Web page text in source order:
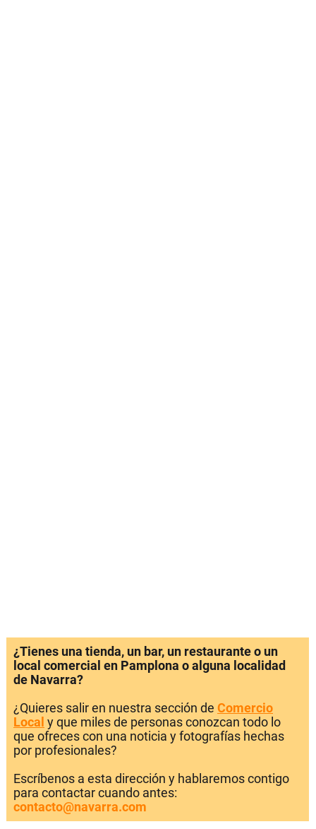
¿Tienes una tienda, un bar, un restaurante o un
local comercial en Pamplona o alguna localidad
de Navarra?
¿Quieres salir en nuestra sección de Comercio
Local y que miles de personas conozcan todo lo
que ofreces con una noticia y fotografías hechas
por profesionales?
Escríbenos a esta dirección y hablaremos contigo
para contactar cuando antes:
contacto@navarra.com